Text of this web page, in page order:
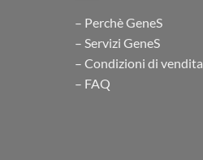
– Perchè GeneS
– Servizi GeneS
– Condizioni di vendita
– FAQ